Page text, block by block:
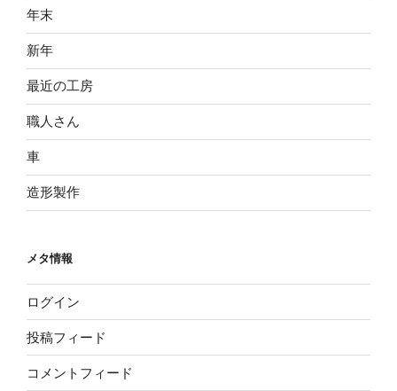
年末
新年
最近の工房
職人さん
車
造形製作
メタ情報
ログイン
投稿フィード
コメントフィード